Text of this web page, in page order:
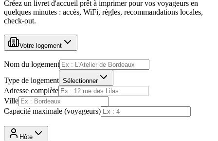
Créez un livret d'accueil prêt à imprimer pour vos voyageurs en
quelques minutes : accès, WiFi, règles, recommandations locales,
check-out.
Votre logement
Nom du logement
Type de logement Sélectionner
Adresse complète
Ville
Capacité maximale (voyageurs)
Hôte